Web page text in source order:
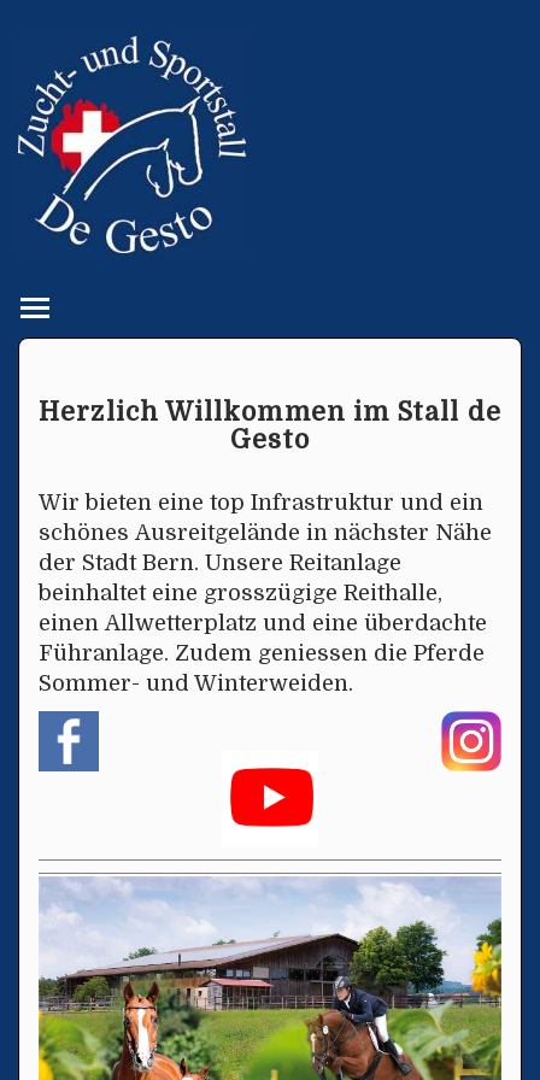
Herzlich Willkommen im Stall de
Gesto
Wir bieten eine top Infrastruktur und ein
schönes Ausreitgelände in nächster Nähe
der Stadt Bern. Unsere Reitanlage
beinhaltet eine grosszügige Reithalle,
einen Allwetterplatz und eine überdachte
Führanlage. Zudem geniessen die Pferde
Sommer- und Winterweiden.